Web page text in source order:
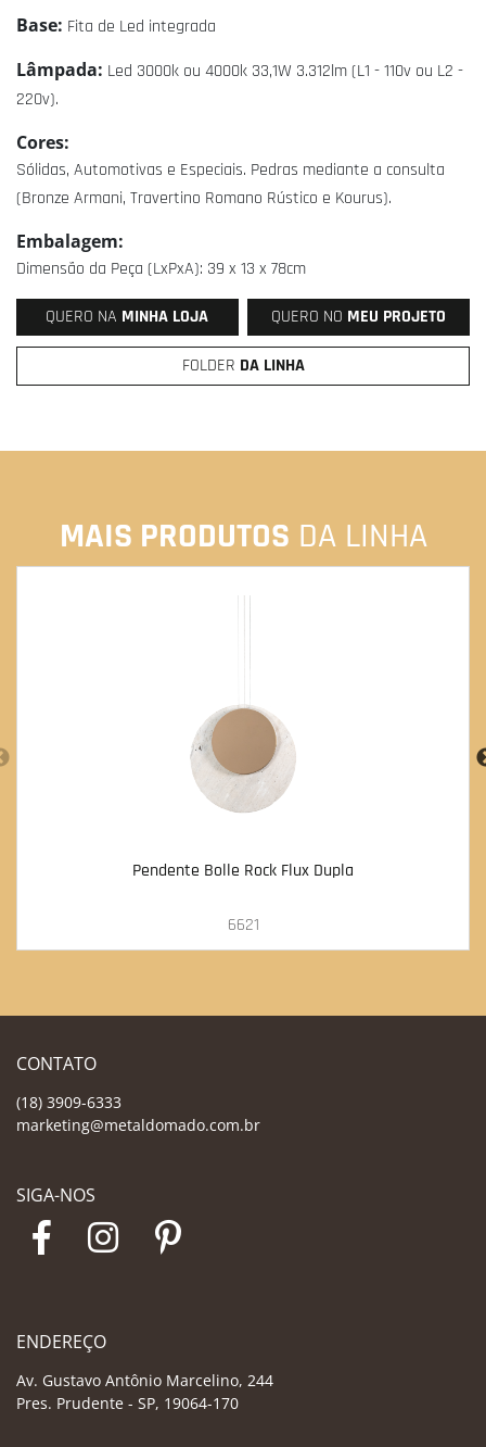
Base: Fita de Led integrada
Lâmpada: Led 3000k ou 4000k 33,1W 3.312lm (L1 - 110v ou L2 -
220v).
Cores:
Sólidas, Automotivas e Especiais. Pedras mediante a consulta
(Bronze Armani, Travertino Romano Rústico e Kourus).
Embalagem:
Dimensão da Peça (LxPxA): 39 x 13 x 78cm
QUERO NA MINHA LOJA QUERO NO MEU PROJETO
FOLDER DA LINHA
MAIS PRODUTOS DA LINHA
Pendente Bolle Rock Flux Dupla
6621
CONTATO
(18) 3909-6333
marketing@metaldomado.com.br
SIGA-NOS
ENDEREÇO
Av. Gustavo Antônio Marcelino, 244
Pres. Prudente - SP, 19064-170